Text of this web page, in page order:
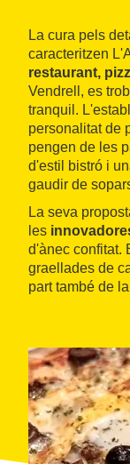
La cura pels
caracteritzen
restaurant,
Vendrell, es
tranquil.
personalitat de
pengen de les
d'estil bistró i
gaudir de
La seva
les
d'ànec confitat.
graellades de
part també de